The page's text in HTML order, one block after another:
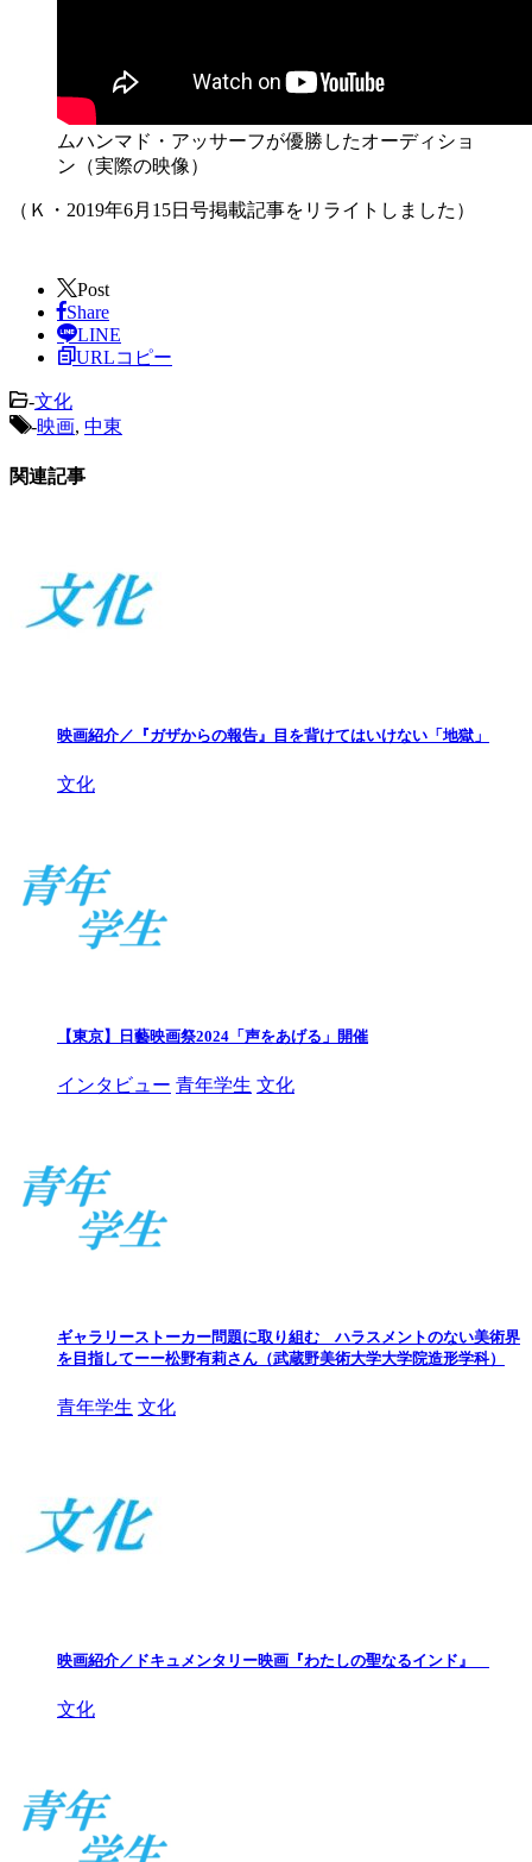
ムハンマド・アッサーフが優勝したオーディショ
ン（実際の映像）
（Ｋ・2019年6月15日号掲載記事をリライトしました）
Post
Share
LINE
URLコピー
-文化
-映画, 中東
関連記事
映画紹介／『ガザからの報告』目を背けてはいけない「地獄」
文化
【東京】日藝映画祭2024「声をあげる」開催
インタビュー 青年学生 文化
ギャラリーストーカー問題に取り組む ハラスメントのない美術界
を目指してーー松野有莉さん（武蔵野美術大学大学院造形学科）
青年学生 文化
映画紹介／ドキュメンタリー映画『わたしの聖なるインド』
文化